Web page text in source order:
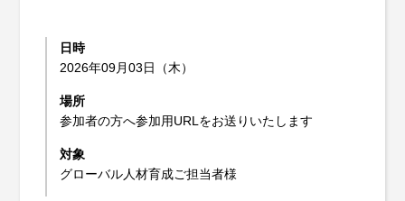
日時
2026年09月03日（木）
場所
参加者の方へ参加用URLをお送りいたします
対象
グローバル人材育成ご担当者様